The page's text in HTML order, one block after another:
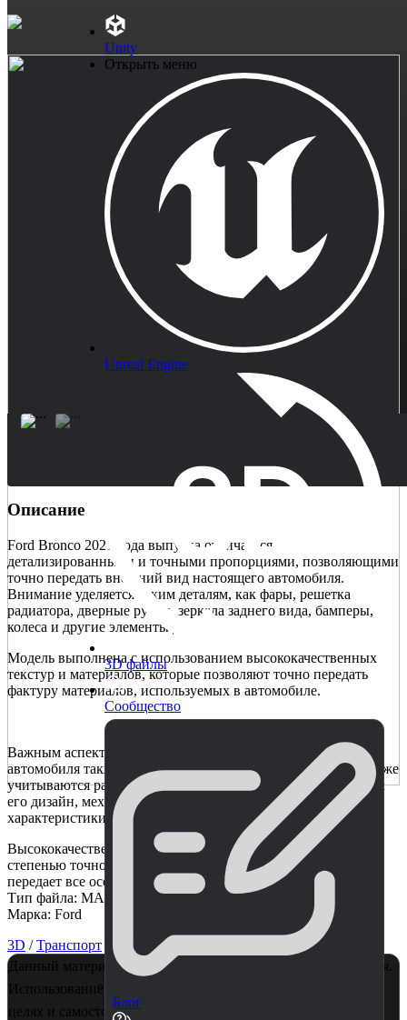
Unity
Открыть меню
Unreal Engine
3D файлы
Сообщество
Блог
Описание
Ford Bronco 2021 года выпуска отличается
детализированными и точными пропорциями, позволяющими
точно передать внешний вид настоящего автомобиля.
Внимание уделяется таким деталям, как фары, решетка
радиатора, дверные ручки, зеркала заднего вида, бамперы,
колеса и другие элементы дизайна.
Модель выполнена с использованием высококачественных
текстур и материалов, которые позволяют точно передать
фактуру материалов, используемых в автомобиле.
Важным аспектом высококачественной 3D-модели
автомобиля также является ее геометрическая точность. Также
учитываются различные особенности автомобиля, такие как
его дизайн, механизмы, динамика вождения и другие
характеристики.
Высококачественная 3D-модель выполнена с высокой
степенью точности и детализации, которая наиболее точно
передает все особенности и дизайн автомобиля.
Тип файла: MAX, FBX, OBJ
Марка: Ford
3D /Транспорт
Данный материал является собственностью правообладателя.
Использование в коммерции - запрещено! Только в учебных
целях и самостоятельного изучения. Если Вы считаете, что